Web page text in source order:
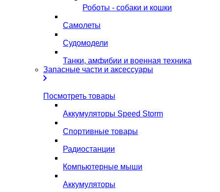
Роботы - собаки и кошки
Самолеты
Судомодели
Танки, амфибии и военная техника
Запасные части и аксессуары
Посмотреть товары
Аккумуляторы Speed Storm
Спортивные товары
Радиостанции
Компьютерные мыши
Аккумуляторы